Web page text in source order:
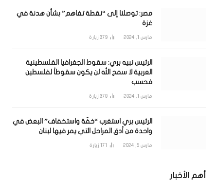
مصر: توصلنا إلى “نقطة تفاهم” بشأن هدنة في
غزة
مارس 1, 2024 379 زيارة
الرئيس نبيه بري: سقوط الجغرافيا الفلسطينية
العربية لا سمح الله لن يكون سقوطاً لفلسطين
فحسب
مارس 1, 2024 378 زيارة
الرئيس بري استغرب “خفّة واستخفاف” البعض في
واحدة من أدق المراحل التي يمر فيها لبنان
مارس 5, 2024 171 زيارة
أهم الأخبار